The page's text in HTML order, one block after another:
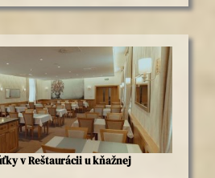
v Reštaurácii u kňažnej